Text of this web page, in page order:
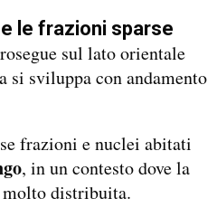
le frazioni sparse
sul lato orientale
si sviluppa con andamento
frazioni e nuclei abitati
, in un contesto dove la
molto distribuita.